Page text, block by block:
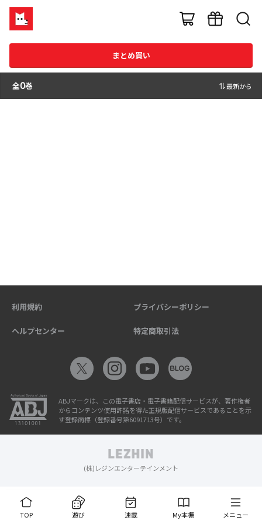
まとめ買い
全0巻 最新から
TOP 遊び 連載 My本棚 メニュー
利用規約 プライバシーポリシー
ヘルプセンター 特定商取引法
ABJマークは、この電子書店・電子書籍配信サービスが、著作権者
からコンテンツ使用許諾を得た正規版配信サービスであることを示
す登録商標（登録番号第6091713号）です。
(株)レジンエンターテインメント